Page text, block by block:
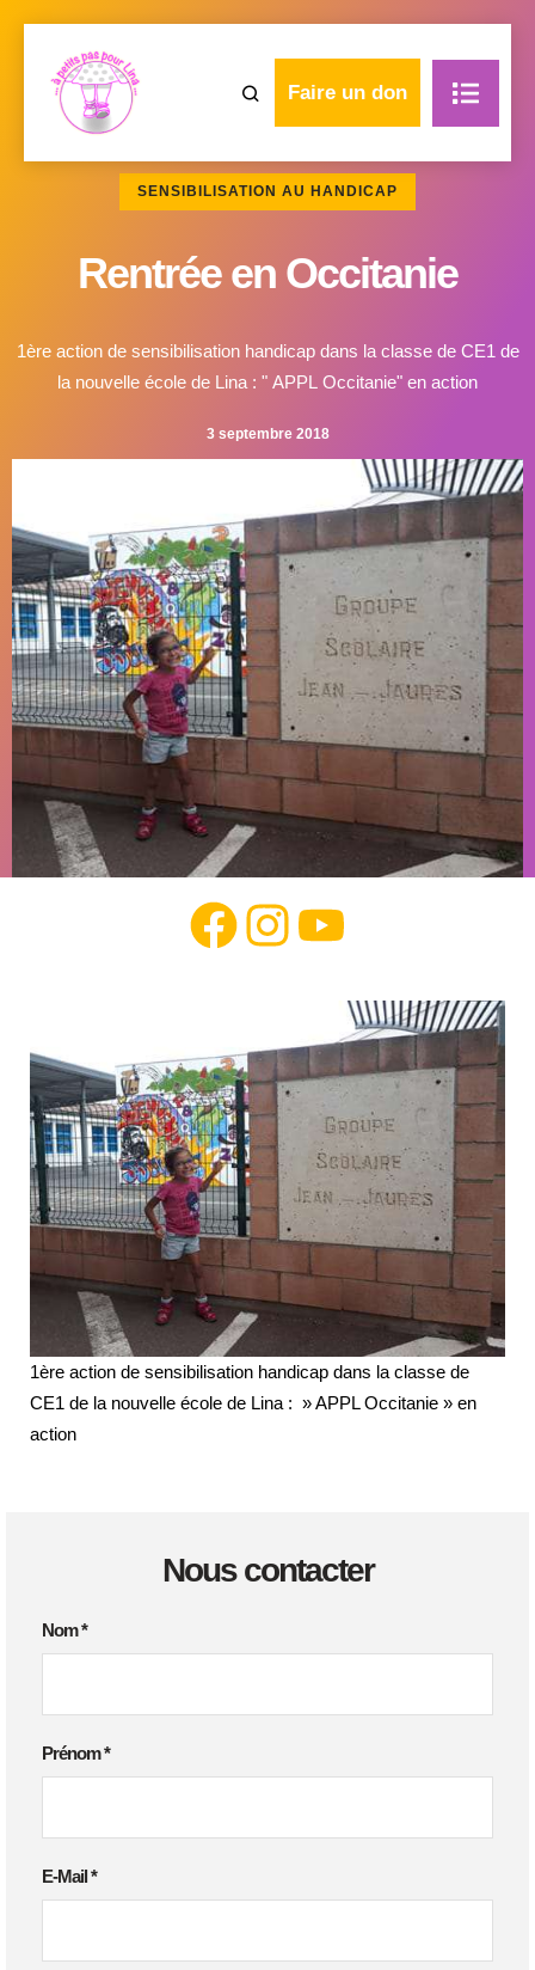
Faire un don
SENSIBILISATION AU HANDICAP
Rentrée en Occitanie
1ère action de sensibilisation handicap dans la classe de CE1 de
la nouvelle école de Lina : " APPL Occitanie" en action
3 septembre 2018
1ère action de sensibilisation handicap dans la classe de
CE1 de la nouvelle école de Lina : » APPL Occitanie » en
action
Nous contacter
Nom*
Prénom*
E-Mail*